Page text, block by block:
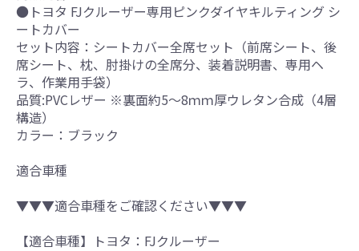
●トヨタ FJクルーザー専用ピンクダイヤキルティング シ
ートカバー
セット内容：シートカバー全席セット（前席シート、後
席シート、枕、肘掛けの全席分、装着説明書、専用ヘ
ラ、作業用手袋）
品質:PVCレザー ※裏面約5～8ｍｍ厚ウレタン合成（4層
構造）
カラー：ブラック
適合車種
▼▼▼適合車種をご確認ください▼▼▼
【適合車種】トヨタ：FJクルーザー